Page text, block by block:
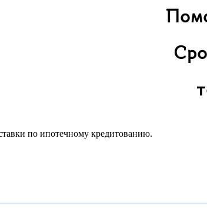
по ипотечному кредитованию.